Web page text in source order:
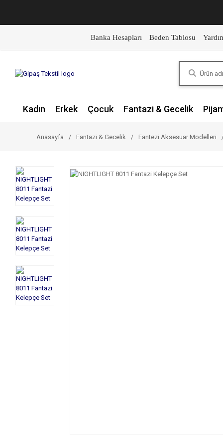
Banka Hesapları Beden Tablosu
Kadın Erkek Çocuk Fantazi & Gecelik
Anasayfa Fantazi & Gecelik Fantezi Aksesuar Modelleri